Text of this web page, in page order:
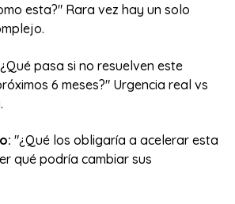
esta?" Rara vez hay un solo
pasa si no resuelven este
6 meses?" Urgencia real vs
"¿Qué los obligaría a acelerar esta
qué podría cambiar sus